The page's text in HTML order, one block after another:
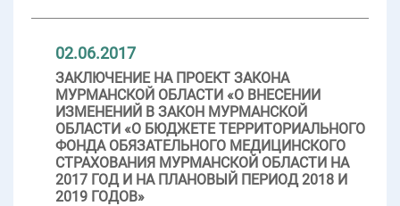
02.06.2017
ЗАКЛЮЧЕНИЕ НА ПРОЕКТ ЗАКОНА
МУРМАНСКОЙ ОБЛАСТИ «О ВНЕСЕНИИ
ИЗМЕНЕНИЙ В ЗАКОН МУРМАНСКОЙ
ОБЛАСТИ «О БЮДЖЕТЕ ТЕРРИТОРИАЛЬНОГО
ФОНДА ОБЯЗАТЕЛЬНОГО МЕДИЦИНСКОГО
СТРАХОВАНИЯ МУРМАНСКОЙ ОБЛАСТИ НА
2017 ГОД И НА ПЛАНОВЫЙ ПЕРИОД 2018 И
2019 ГОДОВ»